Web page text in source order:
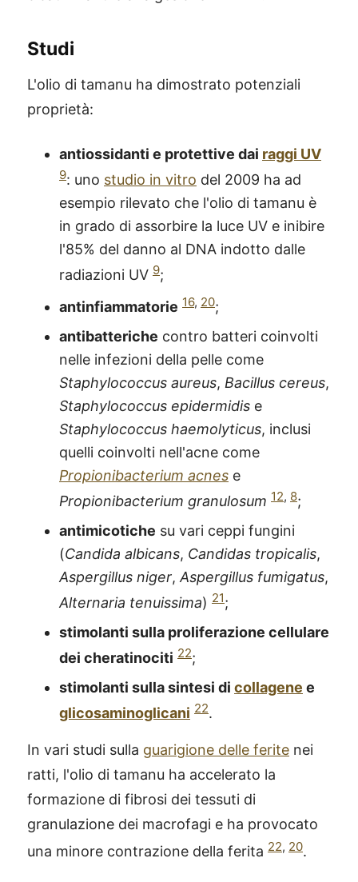
Studi
L'olio di tamanu ha dimostrato potenziali
proprietà:
antiossidanti e protettive dai raggi UV
9: uno studio in vitro del 2009 ha ad
esempio rilevato che l'olio di tamanu è
in grado di assorbire la luce UV e inibire
l'85% del danno al DNA indotto dalle
radiazioni UV 9;
antinfiammatorie 16, 20;
antibatteriche contro batteri coinvolti
nelle infezioni della pelle come
Staphylococcus aureus, Bacillus cereus,
Staphylococcus epidermidis e
Staphylococcus haemolyticus, inclusi
quelli coinvolti nell'acne come
Propionibacterium acnes e
Propionibacterium granulosum 12, 8;
antimicotiche su vari ceppi fungini
(Candida albicans, Candidas tropicalis,
Aspergillus niger, Aspergillus fumigatus,
Alternaria tenuissima) 21;
stimolanti sulla proliferazione cellulare
dei cheratinociti 22;
stimolanti sulla sintesi di collagene e
glicosaminoglicani 22.
In vari studi sulla guarigione delle ferite nei
ratti, l'olio di tamanu ha accelerato la
formazione di fibrosi dei tessuti di
granulazione dei macrofagi e ha provocato
una minore contrazione della ferita 22, 20.